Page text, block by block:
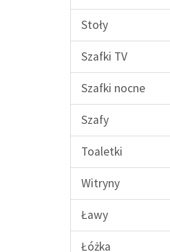
Stoły
Szafki TV
Szafki nocne
Szafy
Toaletki
Witryny
Ławy
Łóżka